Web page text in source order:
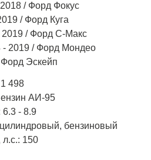
/ Форд Фокус
/ Форд Куга
2019 / Форд С-Макс
- 2019 / Форд Мондео​
Эскейп
498
АИ-95
6.3 - 8.9
бензиновый
150